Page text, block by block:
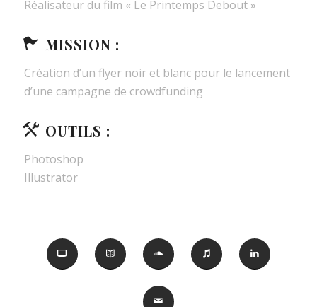
Réalisateur du film « Le Printemps Debout »
MISSION :
Création d’un flyer noir et blanc pour le lancement
d’une campagne de crowdfunding
OUTILS :
Photoshop
Illustrator